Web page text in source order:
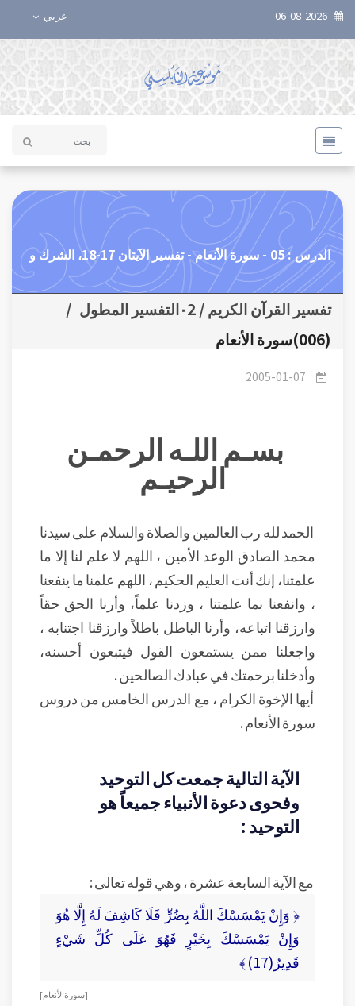
عربي
الدرس : 05 - سورة الأنعام - تفسير الآيتان 17-18، الشرك و
تفسير القرآن الكريم / ٠2التفسير المطول
/
(006)سورة الأنعام
2005-01-07
بسـم اللـه الرحمـن
الرحيـم
الحمد لله رب العالمين والصلاة والسلام على سيدنا
محمد الصادق الوعد الأمين ، اللهم لا علم لنا إلا ما
علمتنا، إنك أنت العليم الحكيم ، اللهم علمنا ما ينفعنا
، وانفعنا بما علمتنا ، وزدنا علماً، وأرنا الحق حقاً
وارزقنا اتباعه، وأرنا الباطل باطلاً وارزقنا اجتنابه ،
واجعلنا ممن يستمعون القول فيتبعون أحسنه،
وأدخلنا برحمتك في عبادك الصالحين .
أيها الإخوة الكرام ، مع الدرس الخامس من دروس
سورة الأنعام .
الآية التالية جمعت كل التوحيد
وفحوى دعوة الأنبياء جميعاً هو
التوحيد :
مع الآية السابعة عشرة ، وهي قوله تعالى :
﴿ وَإِنْ يَمْسَسْكَ اللَّهُ بِضُرٍّ فَلَا كَاشِفَ لَهُ إِلَّا هُوَ
وَإِنْ يَمْسَسْكَ بِخَيْرٍ فَهُوَ عَلَى كُلِّ شَيْءٍ
قَدِيرٌ(17) ﴾
[ سورة الأنعام ]